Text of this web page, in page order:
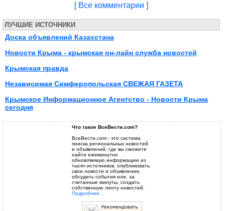
[ Все комментарии ]
ЛУЧШИЕ ИСТОЧНИКИ
Доска объявлений Казахстана
Новости Крыма - крымская он-лайн служба новостей
Крымская правда
Независимая Симферопольская СВЕЖАЯ ГАЗЕТА
Крымское Информационное Агентство - Новости Крыма
сегодня
Что такое ВсеВести.com?
ВсеВести.com - это система
поиска региональных новостей
и объявлений, где вы сможете
найти ежеминутно
обновляемую информацию из
тысяч источников, опубликовать
свои новости и объявления,
обсудить события или, за
считанные минуты, создать
собственную ленту новостей.
Подробнее...